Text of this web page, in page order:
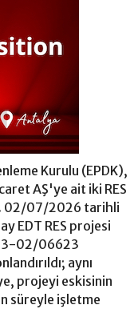
Kurulu (EPDK),
AŞ'ye ait iki RES
02/07/2026 tarihli
EDT RES projesi
02/06623
aynı
projeyi eskisinin
süreyle işletme